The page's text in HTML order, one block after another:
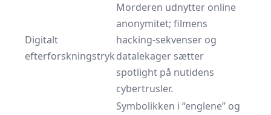
Digitalt
efterforskningstryk
Morderen udnytter online
anonymitet; filmens
hacking-sekvenser og
datalekager sætter
spotlight på nutidens
cybertrusler.
Symbolikken i “englene” og